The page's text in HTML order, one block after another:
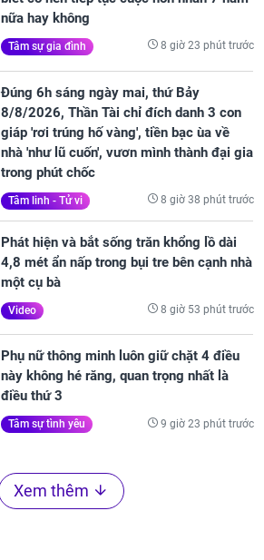
nữa hay không
Tâm sự gia đình 8 giờ 23 phút trước
Đúng 6h sáng ngày mai, thứ Bảy
8/8/2026, Thần Tài chỉ đích danh 3 con
giáp 'rơi trúng hố vàng', tiền bạc ùa về
nhà 'như lũ cuốn', vươn mình thành đại gia
trong phút chốc
Tâm linh - Tử vi 8 giờ 38 phút trước
Phát hiện và bắt sống trăn khổng lồ dài
4,8 mét ẩn nấp trong bụi tre bên cạnh nhà
một cụ bà
Video 8 giờ 53 phút trước
Phụ nữ thông minh luôn giữ chặt 4 điều
này không hé răng, quan trọng nhất là
điều thứ 3
Tâm sự tình yêu 9 giờ 23 phút trước
Xem thêm